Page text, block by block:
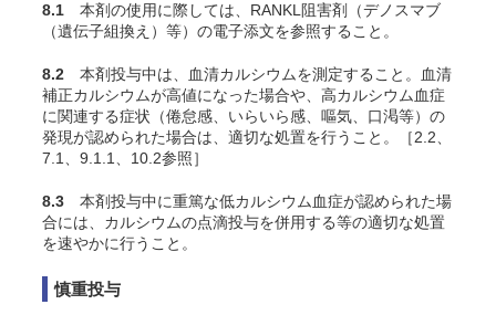
8.1 本剤の使用に際しては、RANKL阻害剤（デノスマブ
（遺伝子組換え）等）の電子添文を参照すること。
8.2 本剤投与中は、血清カルシウムを測定すること。血清
補正カルシウムが高値になった場合や、高カルシウム血症
に関連する症状（倦怠感、いらいら感、嘔気、口渇等）の
発現が認められた場合は、適切な処置を行うこと。［2.2、
7.1、9.1.1、10.2参照］
8.3 本剤投与中に重篤な低カルシウム血症が認められた場
合には、カルシウムの点滴投与を併用する等の適切な処置
を速やかに行うこと。
慎重投与